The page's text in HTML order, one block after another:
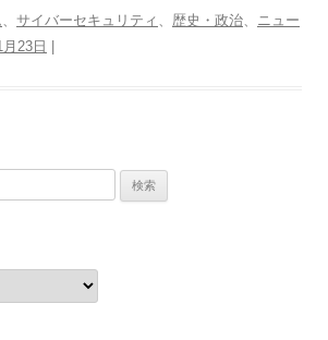
サイバーセキュリティ 歴史・政治
ニュー
23日